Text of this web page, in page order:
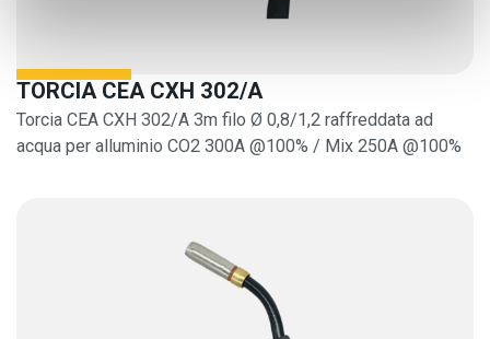
TORCIA CEA CXH 302/A
Torcia CEA CXH 302/A 3m filo Ø 0,8/1,2 raffreddata ad
acqua per alluminio CO2 300A @100% / Mix 250A @100%